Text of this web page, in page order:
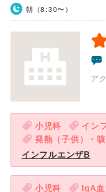
朝（8:30〜）
ア
小児科
イン
発熱（子供）・
インフルエンザB
小児科
IgA